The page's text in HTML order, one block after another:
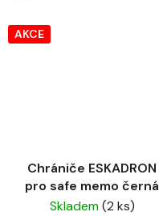
AKCE
Chrániče ESKADRON
pro safe memo černá
Skladem(2 ks)